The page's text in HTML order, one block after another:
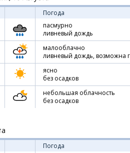
Погода
пасмурно
ливневый дождь
малооблачно
ливневый дождь, возможна
ясно
без осадков
небольшая облачность
без осадков
Погода